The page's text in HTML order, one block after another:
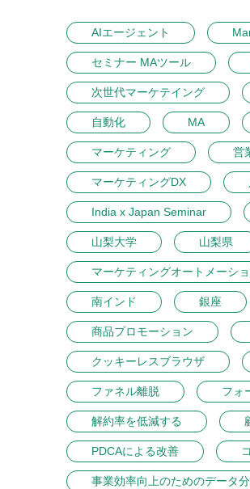
AIエージェント
セミナー MAツール
次世代マーケテイング
自動化 MA
マーケティング 営
マーケティングDX
India x Japan Seminar
山梨大学 山梨県
マーケティングオートメーシ
南インド 銀座
商品プロモーション
クッキーレスブラウザ
ファネル離脱 フォ
解約率を低減する
PDCAによる改善
事業効率向上のためのデータ